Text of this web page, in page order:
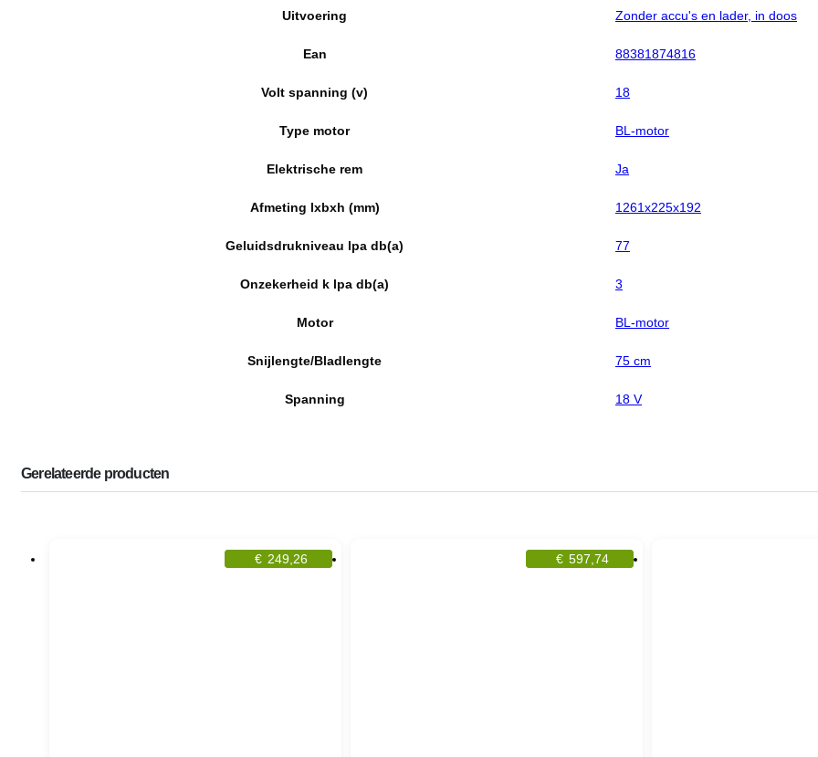
Uitvoering Zonder accu's en lader, in doos
Ean 88381874816
Volt spanning (v) 18
Type motor BL-motor
Elektrische rem Ja
Afmeting lxbxh (mm) 1261x225x192
Geluidsdrukniveau lpa db(a) 77
Onzekerheid k lpa db(a) 3
Motor BL-motor
Snijlengte/Bladlengte 75 cm
Spanning 18 V
Gerelateerde producten
€ 249,26 € 597,74